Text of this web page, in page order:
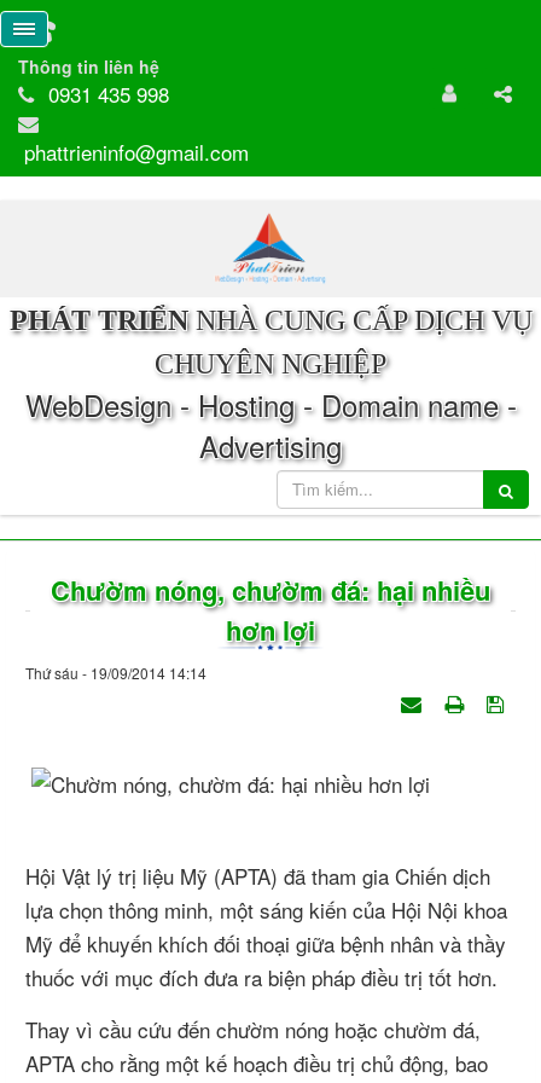
Thông tin liên hệ
0931 435 998
phattrieninfo@gmail.com
PHÁT TRIỂNNHÀ CUNG CẤP DỊCH VỤ
CHUYÊN NGHIỆP
WebDesign - Hosting - Domain name -
Advertising
Chườm nóng, chườm đá: hại nhiều
hơn lợi
Thứ sáu - 19/09/2014 14:14
Hội Vật lý trị liệu Mỹ (APTA) đã tham gia Chiến dịch
lựa chọn thông minh, một sáng kiến của Hội Nội khoa
Mỹ để khuyến khích đối thoại giữa bệnh nhân và thầy
thuốc với mục đích đưa ra biện pháp điều trị tốt hơn.
Thay vì cầu cứu đến chườm nóng hoặc chườm đá,
APTA cho rằng một kế hoạch điều trị chủ động, bao